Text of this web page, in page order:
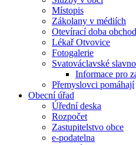
Místopis
Zákolany v médiích
Otevírací doba
Lékař Otvovice
Fotogalerie
Svatováclavské
Informace pro
Přemyslovci pomáhají
Obecní úřad
Úřední deska
Rozpočet
Zastupitelstvo obce
e-podatelna